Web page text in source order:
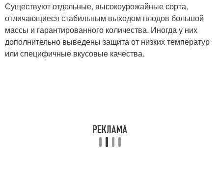
Существуют отдельные, высокоурожайные сорта,
отличающиеся стабильным выходом плодов большой
массы и гарантированного количества. Иногда у них
дополнительно выведены защита от низких температур
или специфичные вкусовые качества.